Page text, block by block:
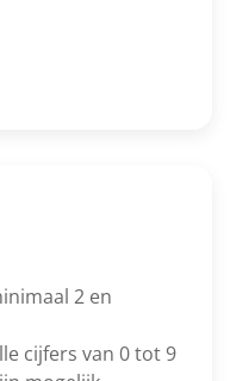
2 en
cijfers van 0 tot 9